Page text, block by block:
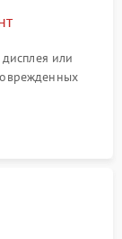
или
элементов